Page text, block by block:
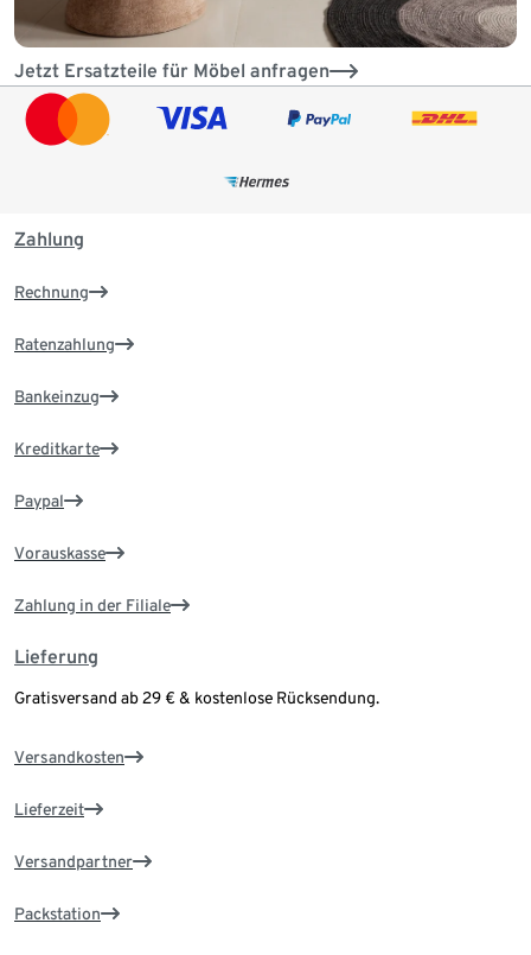
Jetzt Ersatzteile für Möbel anfragen
Zahlung
Rechnung
Ratenzahlung
Bankeinzug
Kreditkarte
Paypal
Vorauskasse
Zahlung in der Filiale
Lieferung
Gratisversand ab 29 € & kostenlose Rücksendung.
Versandkosten
Lieferzeit
Versandpartner
Packstation